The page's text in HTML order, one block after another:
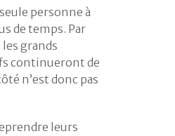
personne à
de temps. Par
grands
continueront de
n’est donc pas
leurs